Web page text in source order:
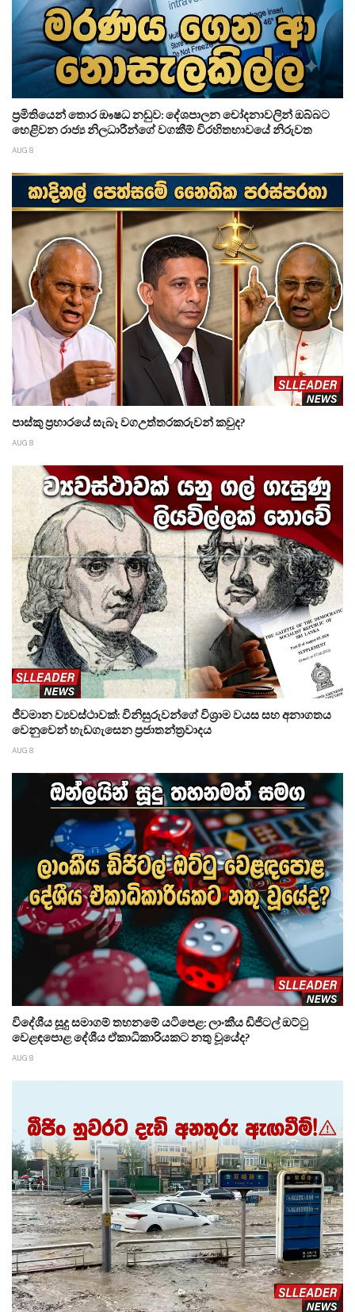
ප්‍රමිතියෙන් තොර ඖෂධ නඩුව: දේශපාලන චෝදනාවලින් ඔබ්බට
හෙළිවන රාජ්‍ය නිලධාරීන්ගේ වගකීම් විරහිතභාවයේ නිරුවත
AUG 8
පාස්කු ප්‍රහාරයේ සැබෑ වගඋත්තරකරුවන් කවුද?
AUG 8
ජීවමාන ව්‍යවස්ථාවක්: විනිසුරුවන්ගේ විශ්‍රාම වයස සහ අනාගතය
වෙනුවෙන් හැඩගැසෙන ප්‍රජාතන්ත්‍රවාදය
AUG 8
විදේශීය සූදු සමාගම් තහනමේ යටිපෙළ: ලාංකීය ඩිජිටල් ඔට්ටු
වෙළඳපොළ දේශීය ඒකාධිකාරියකට නතු වූයේද?
AUG 8